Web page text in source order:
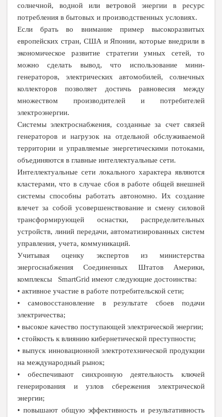
солнечной, водной или ветровой энергии в ресурс
потребления в бытовых и производственных условиях.
Если брать во внимание пример высокоразвитых
европейских стран, США и Японии, которые внедрили в
экономическое развитие стратегии умных сетей, то
можно сделать вывод, что использование мини-
генераторов, электрических автомобилей, солнечных
коллекторов позволяет достичь равновесия между
множеством производителей и потребителей
электроэнергии.
Системы электроснабжения, созданные за счет связей
генераторов и нагрузок на отдельной обслуживаемой
территории и управляемые энергетическими потоками,
объединяются в главные интеллектуальные сети.
Интеллектуальные сети локального характера являются
кластерами, что в случае сбоя в работе общей внешней
системы способны работать автономно. Их создание
влечет за собой усовершенствование и смену силовой
трансформирующей оснастки, распределительных
устройств, линий передачи, автоматизированных систем
управления, учета, коммуникаций.
Учитывая оценку экспертов из министерства
энергоснабжения Соединенных Штатов Америки,
комплексы SmartGrid имеют следующие достоинства:
• активное участие в работе потребительской сети;
• самовосстановление в результате сбоев подачи
электричества;
• высокое качество поступающей электрической энергии;
• стойкость к влиянию кибернетической преступности;
• выпуск инновационной электротехнической продукции
на международный рынок;
• обеспечивают синхронную деятельность ключей
генерирования и узлов сбережения электрической
энергии;
• повышают общую эффективность и результативность